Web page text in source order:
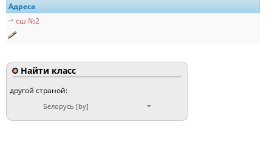
Адреса
сш №2
Найти класс
другой страной:
Белорусь [by]